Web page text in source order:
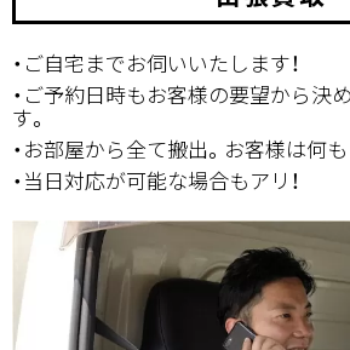
・ご自宅までお伺いいたします！
・ご予約日時もお客様の要望から決
す。
・お部屋から全て搬出。お客様は何
・当日対応が可能な場合もアリ！